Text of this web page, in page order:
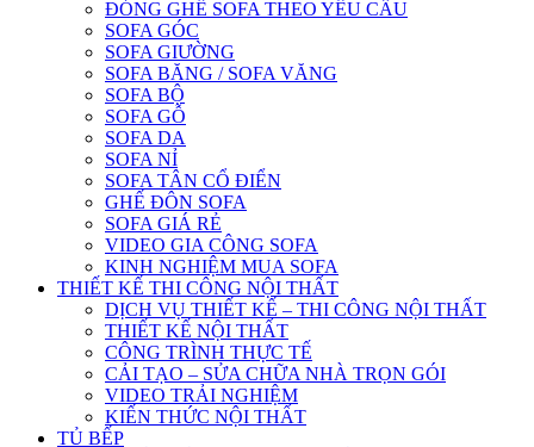
ĐÓNG GHẾ SOFA THEO YÊU CẦU
SOFA GÓC
SOFA GIƯỜNG
SOFA BĂNG / SOFA VĂNG
SOFA BỘ
SOFA GỖ
SOFA DA
SOFA NỈ
SOFA TÂN CỔ ĐIỂN
GHẾ ĐÔN SOFA
SOFA GIÁ RẺ
VIDEO GIA CÔNG SOFA
KINH NGHIỆM MUA SOFA
THIẾT KẾ THI CÔNG NỘI THẤT
DỊCH VỤ THIẾT KẾ – THI CÔNG NỘI THẤT
THIẾT KẾ NỘI THẤT
CÔNG TRÌNH THỰC TẾ
CẢI TẠO – SỬA CHỮA NHÀ TRỌN GÓI
VIDEO TRẢI NGHIỆM
KIẾN THỨC NỘI THẤT
TỦ BẾP